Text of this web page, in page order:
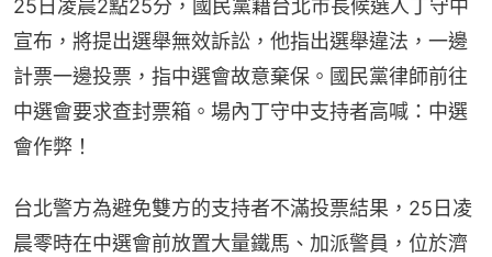
25日凌晨2點25分，國民黨籍台北市長候選人丁守中
宣布，將提出選舉無效訴訟，他指出選舉違法，一邊
計票一邊投票，指中選會故意棄保。國民黨律師前往
中選會要求查封票箱。場內丁守中支持者高喊：中選
會作弊！
台北警方為避免雙方的支持者不滿投票結果，25日凌
晨零時在中選會前放置大量鐵馬、加派警員，位於濟